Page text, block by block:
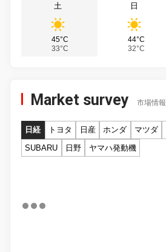
土
45°C
33°C
日
44°C
32°C
Market survey 市場情報
日経 トヨタ 日産 ホンダ マツダ
SUBARU
日野 ヤマハ発動機